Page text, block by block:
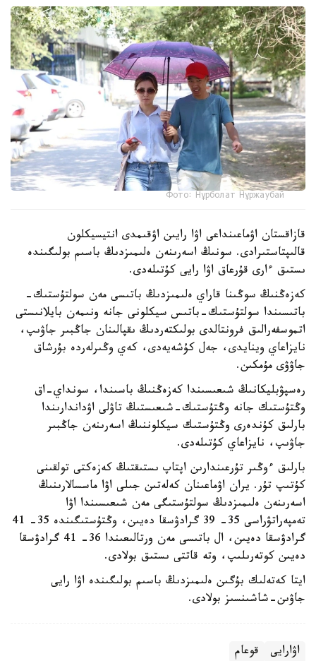
Фото: Нұрболат Нұржаубай
قازاقستان اۋماعىنداعى اۋا رايىن اۋقىمدى انتيسيكلون
قالىپتاستىرادى. سونىڭ اسەرىنەن ەلىمىزدىڭ باسىم بولىگىندە
ىستىق ءارى قۇرعاق اۋا رايى كۇتىلەدى.
كەزەڭنىڭ سوڭىنا قاراي ەلىمىزدىڭ باتىسى مەن سولتۇستىك-
باتىسىندا سولتۇستىك-باتىس سيكلونى جانە ونىمەن بايلانىستى
اتموسفەرالىق فرونتالدى بولىكتەردىڭ ىقپالىنان جاڭبىر جاۋىپ،
نايزاعاي وينايدى، جەل كۇشەيەدى، كەي وڭىرلەردە بۇرشاق
جاۋۋى مۇمكىن.
رەسپۋبليكانىڭ شىعىسىندا كەزەڭنىڭ باسىندا، سونداي-اق
وڭتۇستىك جانە وڭتۇستىك-شىعىستىڭ تاۋلى اۋداندارىندا
بارلىق كۇندەرى وڭتۇستىك سيكلوننىڭ اسەرىنەن جاڭبىر
جاۋىپ، نايزاعاي كۇتىلەدى.
بارلىق ءوڭىر تۇرعىندارىن اپتاپ ىستىقتىڭ كەزەكتى تولقىنى
كۇتىپ تۇر. يران اۋماعىنان كەلەتىن جىلى اۋا ماسسالارىنىڭ
اسەرىنەن ەلىمىزدىڭ سولتۇستىگى مەن شىعىسىندا اۋا
تەمپەراتۋراسى 35- 39 گرادۋسقا دەيىن، وڭتۇستىگىندە 35- 41
گرادۋسقا دەيىن، ال باتىسى مەن ورتالىعىندا 36- 41 گرادۋسقا
دەيىن كوتەرىلىپ، وتە قاتتى ىستىق بولادى.
ايتا كەتەلىك بۇگىن ەلىمىزدىڭ باسىم بولىگىندە اۋا رايى
جاۋىن-شاشىنسىز بولادى.
اۋارايى قوعام